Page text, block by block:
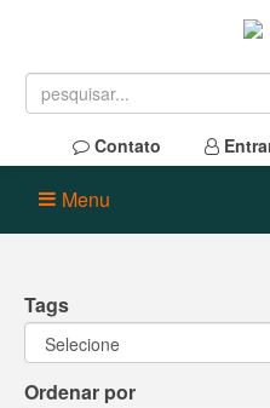
Contato
Menu
Tags
Ordenar por